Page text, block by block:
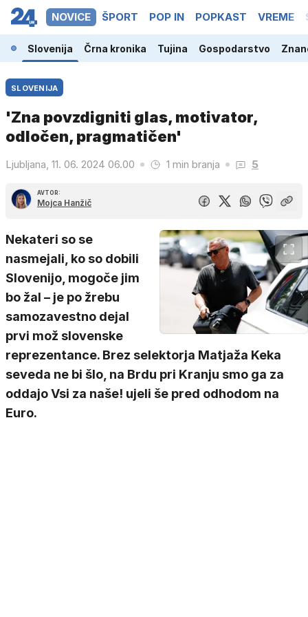
NOVICE ŠPORT POP IN POPKAST VREME
Slovenija Črna kronika Tujina Gospodarstvo
SLOVENIJA
'Zna povzdigniti glas, motivator,
odločen, pragmatičen'
Ljubljana, 11. 06. 2024 06.00 1 min branja 5
AVTOR:
Mojca Hanžič
Nekateri so se
nasmejali, ko so dobili
Slovenijo, mogoče jim
bo žal – je po žrebu
samozavestno dejal
prvi mož slovenske
reprezentance. Brez selektorja Matjaža Keka
seveda ne bi šlo, na Brdu pri Kranju smo ga za
oddajo Vsi za naše! ujeli še pred odhodom na
Euro.